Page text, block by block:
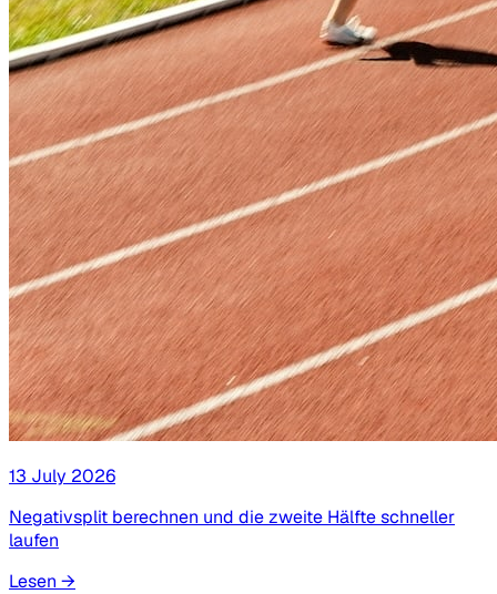
13 July 2026
Negativsplit berechnen und die zweite Hälfte schneller
laufen
Lesen →